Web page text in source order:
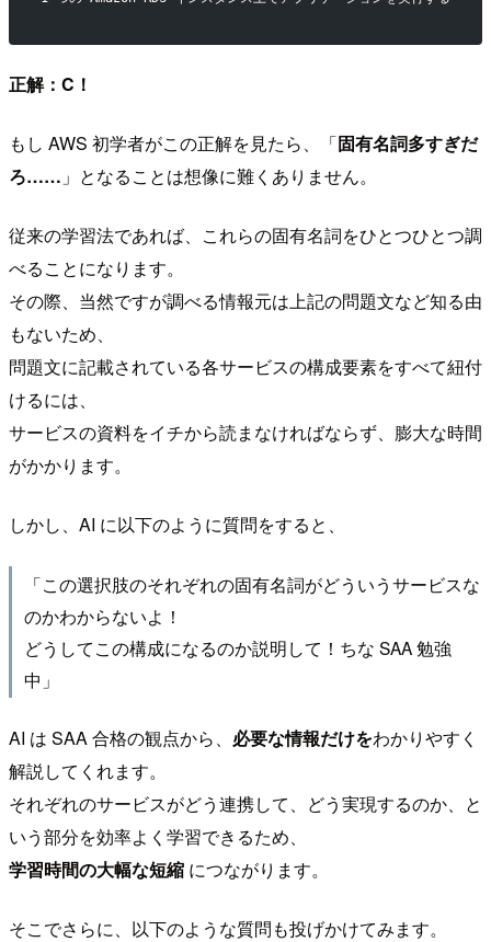
正解：C！
もし AWS 初学者がこの正解を見たら、「固有名詞多すぎだ
ろ…… 」となることは想像に難くありません。
従来の学習法であれば、これらの固有名詞をひとつひとつ調
べることになります。
その際、当然ですが調べる情報元は上記の問題文など知る由
もないため、
問題文に記載されている各サービスの構成要素をすべて紐付
けるには、
サービスの資料をイチから読まなければならず、膨大な時間
がかかります。
しかし、AI に以下のように質問をすると、
「この選択肢のそれぞれの固有名詞がどういうサービスな
のかわからないよ！
どうしてこの構成になるのか説明して！ちな SAA 勉強
中」
AI は SAA 合格の観点から、 必要な情報だけをわかりやすく
解説してくれます。
それぞれのサービスがどう連携して、どう実現するのか、と
いう部分を効率よく学習できるため、
学習時間の大幅な短縮 につながります。
そこでさらに、以下のような質問も投げかけてみます。